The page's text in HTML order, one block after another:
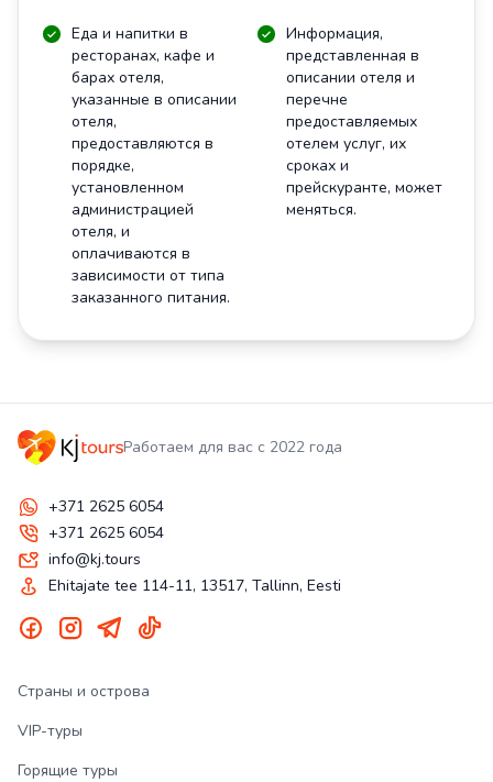
Еда и напитки в
ресторанах, кафе и
барах отеля,
указанные в описании
отеля,
предоставляются в
порядке,
установленном
администрацией
отеля, и
оплачиваются в
зависимости от типа
заказанного питания.
Информация,
представленная в
описании отеля и
перечне
предоставляемых
отелем услуг, их
сроках и
прейскуранте, может
меняться.
Работаем для вас с 2022 года
+371 2625 6054
+371 2625 6054
info@kj.tours
Ehitajate tee 114-11, 13517, Tallinn, Eesti
Страны и острова
VIP-туры
Горящие туры